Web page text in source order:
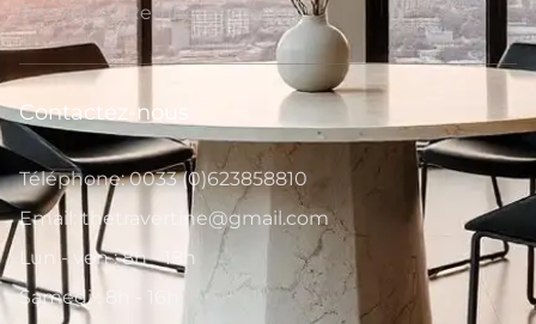
Retours et Remboursements
Contactez-nous
Téléphone: 0033 (0)623858810
Email: thetravertine@gmail.com
Lun - ven : 8h - 18h
Samedi : 8h - 16h